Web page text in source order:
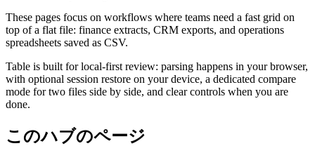
These pages focus on workflows where teams need a fast grid on
top of a flat file: finance extracts, CRM exports, and operations
spreadsheets saved as CSV.
Table is built for local-first review: parsing happens in your browser,
with optional session restore on your device, a dedicated compare
mode for two files side by side, and clear controls when you are
done.
このハブのページ